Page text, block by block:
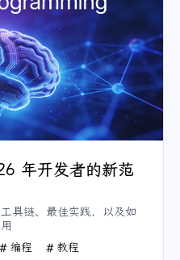
年开发者的新范
具链、最佳实践，以及如
编程 教程